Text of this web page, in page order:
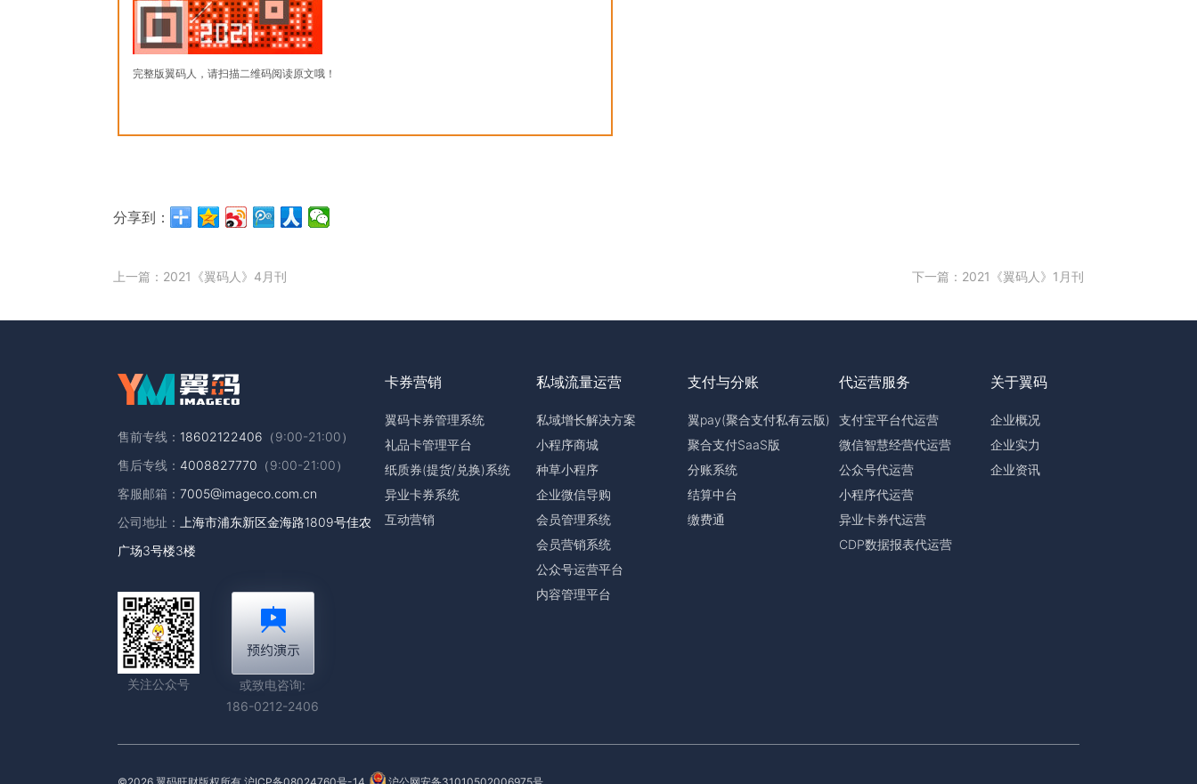
完整版翼码人，请扫描二维码阅读原文哦！
分享到：
上一篇：2021《翼码人》4月刊 下一篇：2021《翼码人》1月刊
售前专线： 18602122406 （9:00-21:00）
售后专线： 4008827770 （9:00-21:00）
客服邮箱： 7005@imageco.com.cn
公司地址：
上海市浦东新区金海路1809号佳农
广场3号楼3楼
关注公众号
或致电咨询:
186-0212-2406
卡券营销
翼码卡券管理系统
礼品卡管理平台
纸质券(提货/兑换)系统
异业卡券系统
互动营销
私域流量运营
私域增长解决方案
小程序商城
种草小程序
企业微信导购
会员管理系统
会员营销系统
公众号运营平台
内容管理平台
支付与分账
翼pay(聚合支付私有云版)
聚合支付SaaS版
分账系统
结算中台
缴费通
代运营服务
支付宝平台代运营
微信智慧经营代运营
公众号代运营
小程序代运营
异业卡券代运营
CDP数据报表代运营
关于翼码
企业概况
企业实力
企业资讯